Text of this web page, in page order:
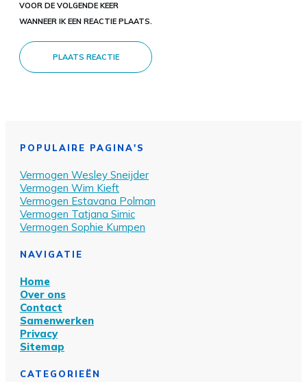
VOOR DE VOLGENDE KEER
WANNEER IK EEN REACTIE PLAATS.
PLAATS REACTIE
POPULAIRE PAGINA'S
Vermogen Wesley Sneijder
Vermogen Wim Kieft
Vermogen Estavana Polman
Vermogen Tatjana Simic
Vermogen Sophie Kumpen
NAVIGATIE
Home
Over ons
Contact
Samenwerken
Privacy
Sitemap
CATEGORIEËN